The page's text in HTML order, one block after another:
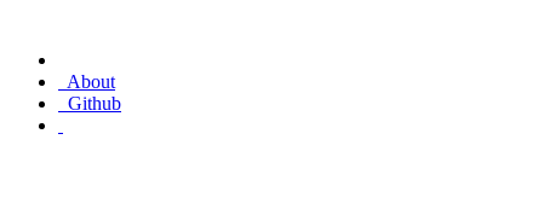
About
Github